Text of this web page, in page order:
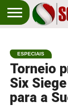
EM
PRIMEIRO
ESPORTE
ESPECIAIS
Torneio
Six
para a